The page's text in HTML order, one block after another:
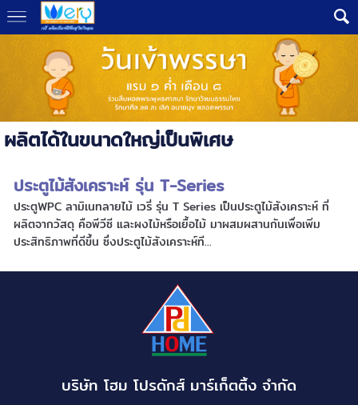
ผลิตได้ในขนาดใหญ่เป็นพิเศษ
ประตูไม้สังเคราะห์ รุ่น T-Series
ประตูWPC ลามิเนทลายไม้ เวรี่ รุ่น T Series เป็นประตูไม้สังเคราะห์ ที่
ผลิตจากวัสดุ คือพีวีซี และผงไม้หรือเยื้อไม้ มาผสมผสานกันเพื่อเพิ่ม
ประสิทธิภาพที่ดีขึ้น ซึ่งประตูไม้สังเคราะห์ที...
บริษัท โฮม โปรดักส์ มาร์เก็ตติ้ง จำกัด